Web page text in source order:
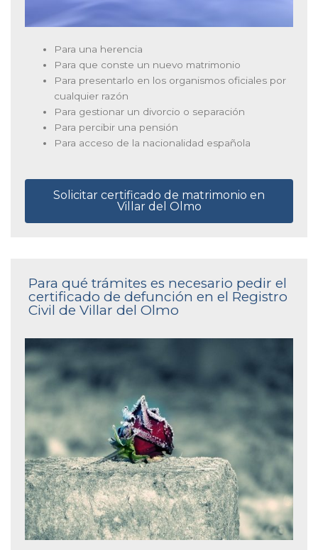
Para una herencia
Para que conste un nuevo matrimonio
Para presentarlo en los organismos oficiales por
cualquier razón
Para gestionar un divorcio o separación
Para percibir una pensión
Para acceso de la nacionalidad española
Solicitar certificado de matrimonio en
Villar del Olmo
Para qué trámites es necesario pedir el
certificado de defunción en el Registro
Civil de Villar del Olmo